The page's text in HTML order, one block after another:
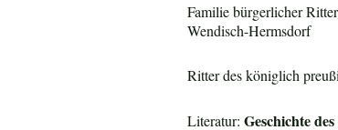
Familie bürgerlicher
Wendisch-Hermsdorf
Ritter des königlich
Literatur:Geschichte